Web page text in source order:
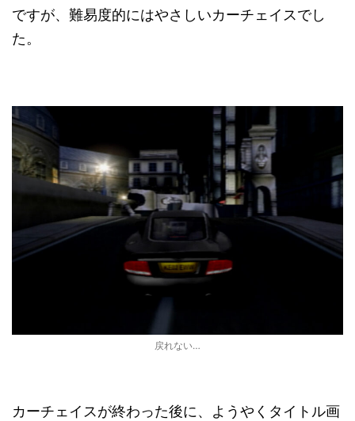
ですが、難易度的にはやさしいカーチェイスでし
た。
戻れない…
カーチェイスが終わった後に、ようやくタイトル画